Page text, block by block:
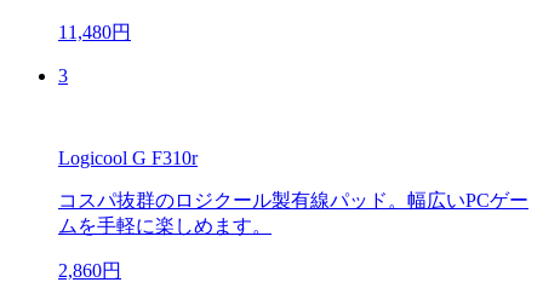
11,480円
3
Logicool G F310r
コスパ抜群のロジクール製有線パッド。幅広いPCゲー
ムを手軽に楽しめます。
2,860円